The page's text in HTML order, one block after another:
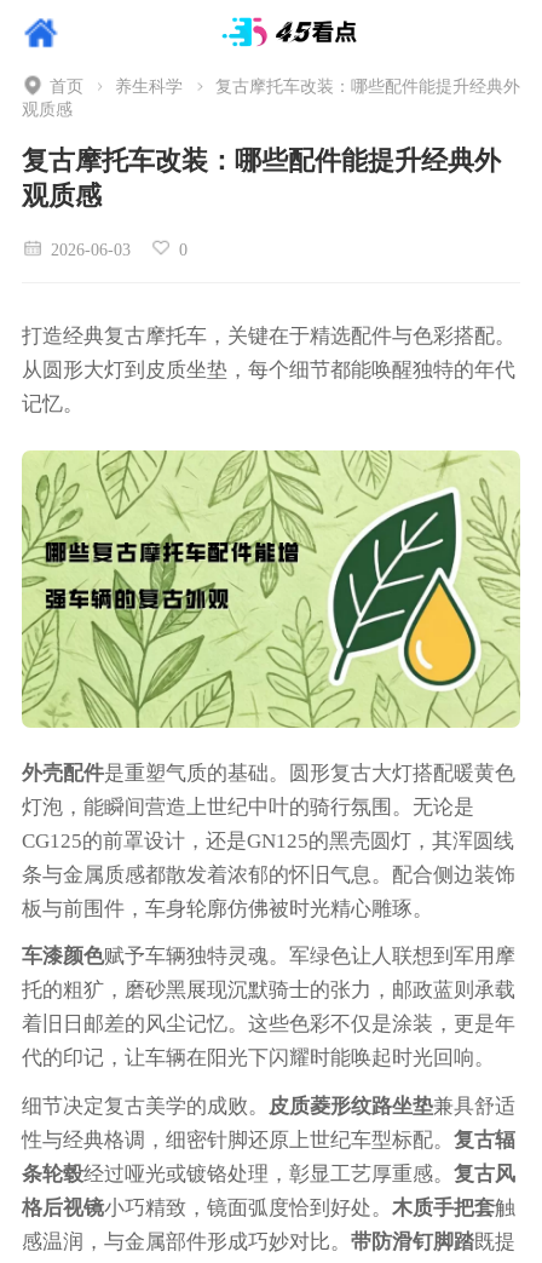
首页 养生科学
复古摩托车改装：哪些配件能提升经典外
观质感
复古摩托车改装：哪些配件能提升经典外
观质感
2026-06-03 0
打造经典复古摩托车，关键在于精选配件与色彩搭配。
从圆形大灯到皮质坐垫，每个细节都能唤醒独特的年代
记忆。
外壳配件是重塑气质的基础。圆形复古大灯搭配暖黄色
灯泡，能瞬间营造上世纪中叶的骑行氛围。无论是
CG125的前罩设计，还是GN125的黑壳圆灯，其浑圆线
条与金属质感都散发着浓郁的怀旧气息。配合侧边装饰
板与前围件，车身轮廓仿佛被时光精心雕琢。
车漆颜色赋予车辆独特灵魂。军绿色让人联想到军用摩
托的粗犷，磨砂黑展现沉默骑士的张力，邮政蓝则承载
着旧日邮差的风尘记忆。这些色彩不仅是涂装，更是年
代的印记，让车辆在阳光下闪耀时能唤起时光回响。
细节决定复古美学的成败。 皮质菱形纹路坐垫兼具舒适
性与经典格调，细密针脚还原上世纪车型标配。 复古辐
条轮毂经过哑光或镀铬处理，彰显工艺厚重感。 复古风
格后视镜小巧精致，镜面弧度恰到好处。 木质手把套触
感温润，与金属部件形成巧妙对比。 带防滑钉脚踏既提